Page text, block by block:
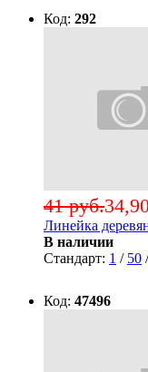
Код: 292
41 руб.
Линейка
В наличии
Стандарт: 1 / 50
Код: 47496